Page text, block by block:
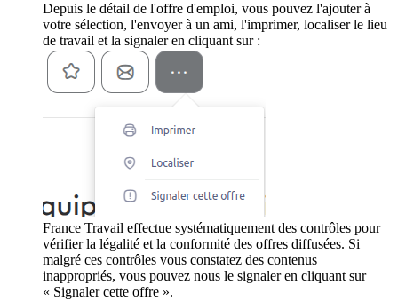
Depuis le détail de l'offre d'emploi, vous pouvez l'ajouter à
votre sélection, l'envoyer à un ami, l'imprimer, localiser le lieu
de travail et la signaler en cliquant sur :
France Travail effectue systématiquement des contrôles pour
vérifier la légalité et la conformité des offres diffusées. Si
malgré ces contrôles vous constatez des contenus
inappropriés, vous pouvez nous le signaler en cliquant sur
« Signaler cette offre ».